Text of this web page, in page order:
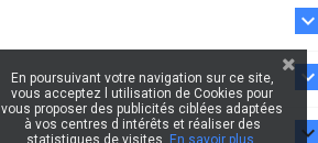
En poursuivant votre navigation sur ce site,
vous acceptez l utilisation de Cookies pour
vous proposer des publicités ciblées adaptées
à vos centres d intérêts et réaliser des
statistiques de visites.
En savoir plus.